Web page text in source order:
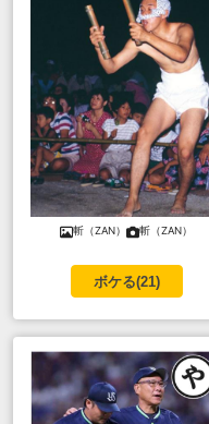
斬（ZAN） 斬（ZAN）
ボケる(21)